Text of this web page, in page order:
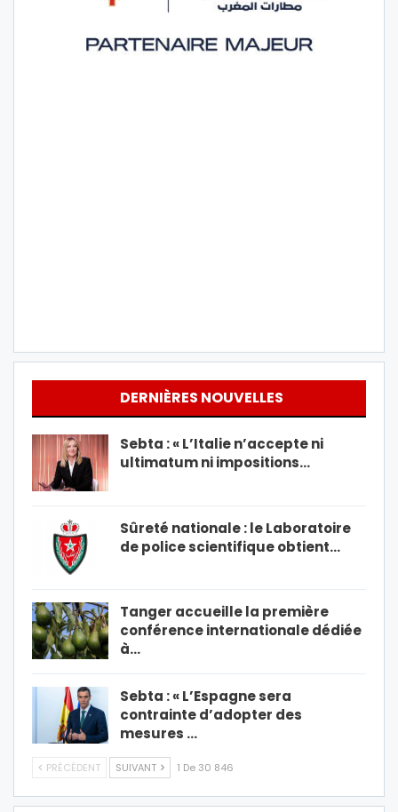
DERNIÈRES NOUVELLES
Sebta : « L’Italie n’accepte ni
ultimatum ni impositions…
Sûreté nationale : le Laboratoire
de police scientifique obtient…
Tanger accueille la première
conférence internationale dédiée
à…
Sebta : « L’Espagne sera
contrainte d’adopter des
mesures …
PRÉCÉDENT SUIVANT 1 De 30 846